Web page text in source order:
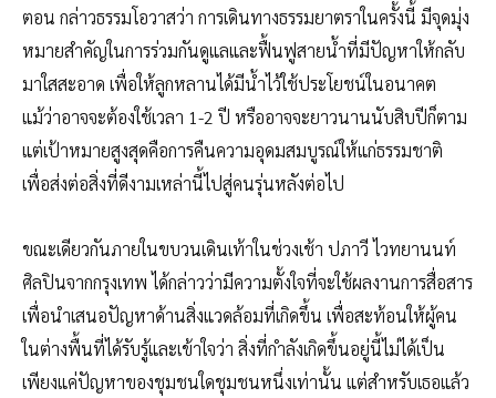
ตอน กล่าวธรรมโอวาสว่า การเดินทางธรรมยาตราในครั้งนี้ มีจุดมุ่ง
หมายสำคัญในการร่วมกันดูแลและฟื้นฟูสายน้ำที่มีปัญหาให้กลับ
มาใสสะอาด เพื่อให้ลูกหลานได้มีน้ำไว้ใช้ประโยชน์ในอนาคต
แม้ว่าอาจจะต้องใช้เวลา 1-2 ปี หรืออาจจะยาวนานนับสิบปีก็ตาม
แต่เป้าหมายสูงสุดคือการคืนความอุดมสมบูรณ์ให้แก่ธรรมชาติ
เพื่อส่งต่อสิ่งที่ดีงามเหล่านี้ไปสู่คนรุ่นหลังต่อไป
ขณะเดียวกันภายในขบวนเดินเท้าในช่วงเช้า ปภาวี ไวทยานนท์
ศิลปินจากกรุงเทพ ได้กล่าวว่ามีความตั้งใจที่จะใช้ผลงานการสื่อสาร
เพื่อนำเสนอปัญหาด้านสิ่งแวดล้อมที่เกิดขึ้น เพื่อสะท้อนให้ผู้คน
ในต่างพื้นที่ได้รับรู้และเข้าใจว่า สิ่งที่กำลังเกิดขึ้นอยู่นี้ไม่ได้เป็น
เพียงแค่ปัญหาของชุมชนใดชุมชนหนึ่งเท่านั้น แต่สำหรับเธอแล้ว